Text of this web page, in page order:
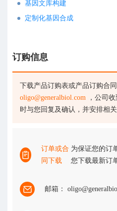
基因文库构建
定制化基因合成
订购信息
下载产品订购表或产品订购合
oligo@generalbiol.com ，公司
时与您回复及确认，并安排相关
订单或合
同下载
为保证您的订
您下载最新订
邮箱：